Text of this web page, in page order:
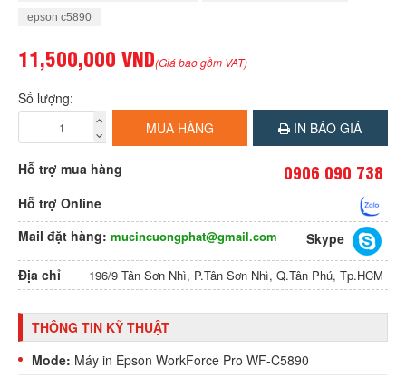
epson c5890
11,500,000 VND(Giá bao gồm VAT)
Số lượng:
MUA HÀNG
IN BÁO GIÁ
Hỗ trợ mua hàng 0906 090 738
Hỗ trợ Online
Mail đặt hàng: mucincuongphat@gmail.com
Skype
Địa chỉ
196/9 Tân Sơn Nhì, P.Tân Sơn Nhì, Q.Tân Phú, Tp.HCM
THÔNG TIN KỸ THUẬT
Mode: Máy in Epson WorkForce Pro WF-C5890